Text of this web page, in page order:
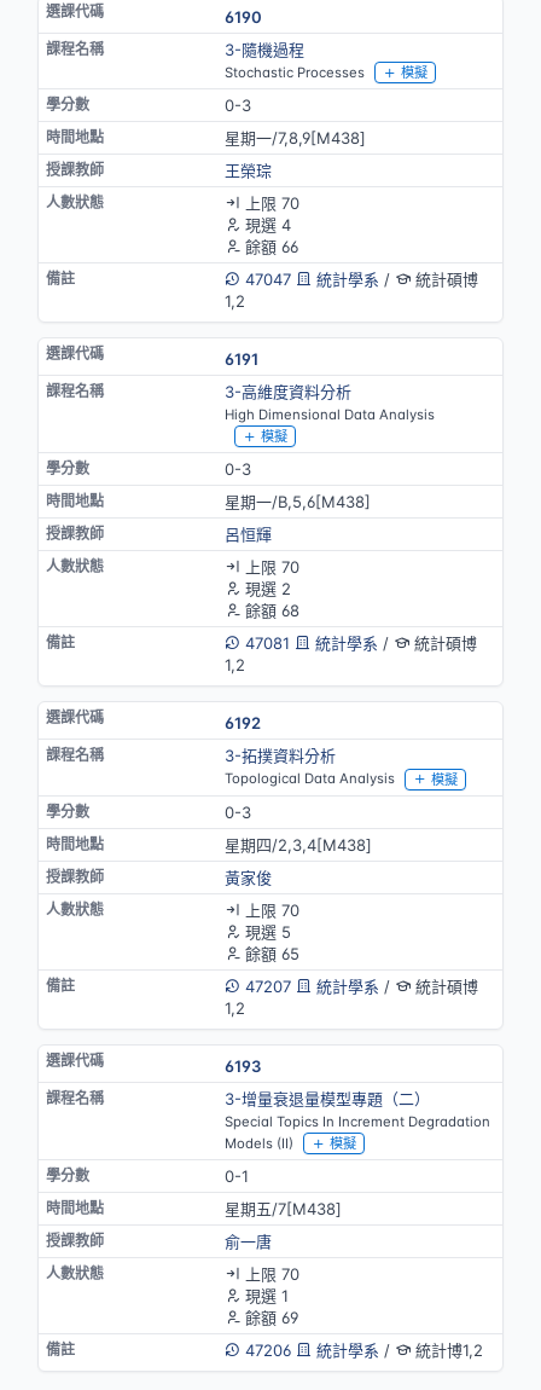
6190
3-隨機過程
Stochastic Processes 模擬
0-3
星期一/7,8,9[M438]
王榮琮
上限 70
現選 4
餘額 66
47047
統計學系 /
統計碩博
1,2
6191
3-高維度資料分析
High Dimensional Data Analysis
模擬
0-3
星期一/B,5,6[M438]
呂恒輝
上限 70
現選 2
餘額 68
47081
統計學系 /
統計碩博
1,2
6192
3-拓撲資料分析
Topological Data Analysis 模擬
0-3
星期四/2,3,4[M438]
黃家俊
上限 70
現選 5
餘額 65
47207
統計學系 /
統計碩博
1,2
6193
3-增量衰退量模型專題（二）
Special Topics In Increment Degradation
Models (II)
模擬
0-1
星期五/7[M438]
俞一唐
上限 70
現選 1
餘額 69
47206
統計學系 / 統計博1,2